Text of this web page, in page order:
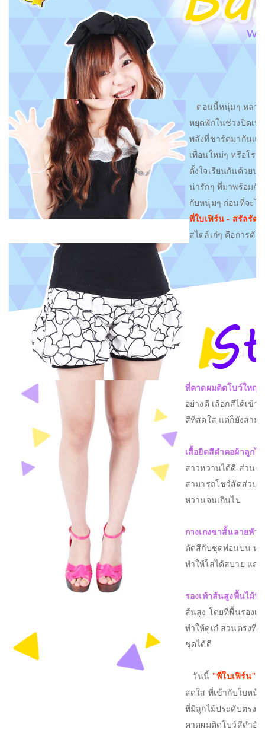
ตอนนี้หนุ่มๆ หลาย
หยุดพักในช่วงปิดเท
พลังที่ชาร์ตมากันแล้
เพื่อนใหม่ๆ หรือโรง
ตั้งใจเรียนกันด้วยน
น่ารักๆ ที่มาพร้อมกั
กับหนุ่มๆ ก่อนที่จะไ
พี่ใบเฟิร์น - สรัลรัต
สไตล์เก๋ๆ คือการตั
ที่คาดผมติดโบว์ใหญ่ :
อย่างดี เลือกสีได้เข้
สีที่สดใส แต่ก็ยังสาม
เสื้อยืดสีดำคอผ้าลูกไ
สาวหวานได้ดี ส่วนต
สามารถโชว์สัดส่วนไ
หวานจนเกินไป
กางเกงขาสั้นลายหัวใ
ตัดสีกับชุดท่อนบน ทำ
ทำให้ใส่ได้สบาย แถ
รองเท้าส้นสูงพื้นไม้ที่
ส้นสูง โดยที่พื้นรองเ
ทำให้ดูเก๋ ส่วนตรงที่
ชุดได้ดี
วันนี้ "พี่ใบเฟิร์น"
สดใส ที่เข้ากับใบหน้า
ที่มีลูกไม้ประดับตรงค
คาดผมติดโบว์สีดำอัน